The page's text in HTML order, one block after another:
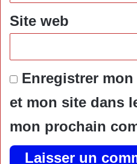
Site web
Enregistrer
et mon site dans
mon prochain